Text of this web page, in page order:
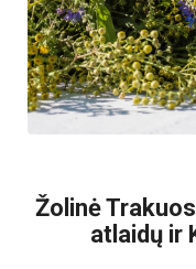
Žolinė
atlaidų ir